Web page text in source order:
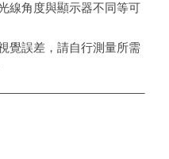
線角度與顯示器不同等可
覺誤差，請自行測量所需